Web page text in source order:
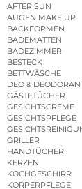
AFTER SUN
AUGEN MAKE UP
BACKFORMEN
BADEMATTEN
BADEZIMMER
BESTECK
BETTWÄSCHE
DEO &
GÄSTETÜCHER
GESICHTSCREME
GESICHTSPFLEGE
GRILLER
HANDTÜCHER
KERZEN
KOCHGESCHIRR
KÖRPERPFLEGE